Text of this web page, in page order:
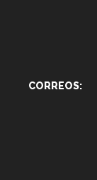
CORREOS: